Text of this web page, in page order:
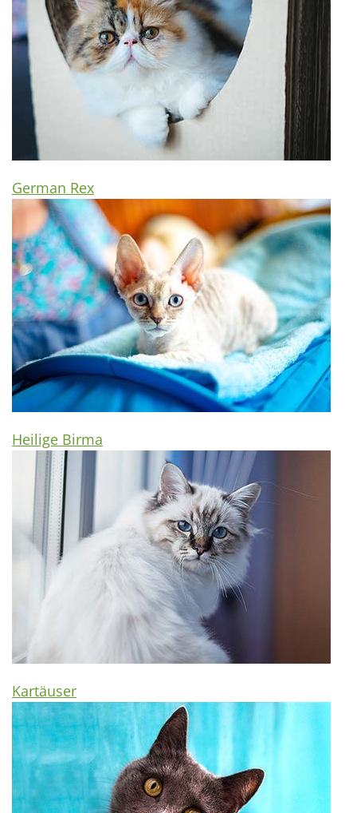
German Rex
Heilige Birma
Kartäuser